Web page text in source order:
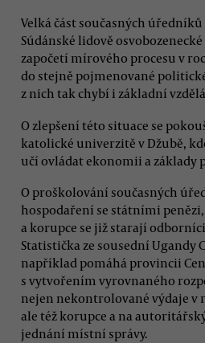
Velká část současných
Súdánské lidově
započetí mírového procesu v
do stejně pojmenované
z nich tak chybí i základní
O zlepšení této situace se
katolické univerzitě v Džubě,
učí ovládat ekonomii a základy
O proškolování současných
hospodaření se státními
a korupce se již starají
Statistička ze sousední Ugandy
například pomáhá provincii
s vytvořením vyrovnaného
nejen nekontrolované výdaje v
ale též korupce a na
jednání místní správy.